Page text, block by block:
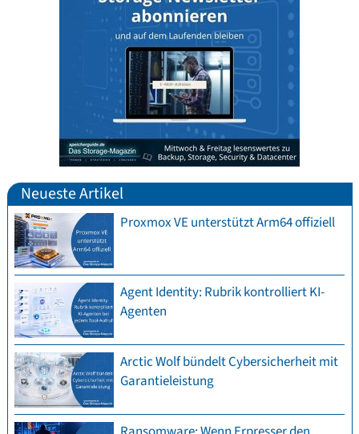
Neueste Artikel
Proxmox VE unterstützt Arm64 offiziell
Agent Identity: Rubrik kontrolliert KI-
Agenten
Arctic Wolf bündelt Cybersicherheit mit
Garantieleistung